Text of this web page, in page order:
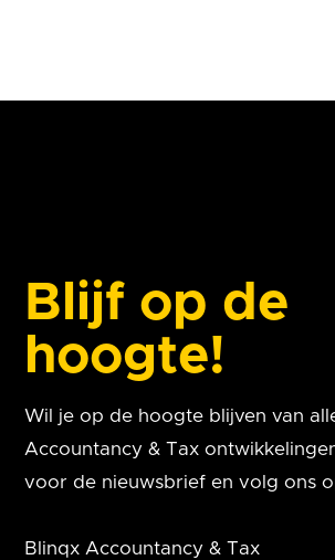
Blijf op de
hoogte!
Wil je op de hoogte blijven van
Accountancy & Tax
voor de nieuwsbrief en volg ons
Blinqx Accountancy & Tax